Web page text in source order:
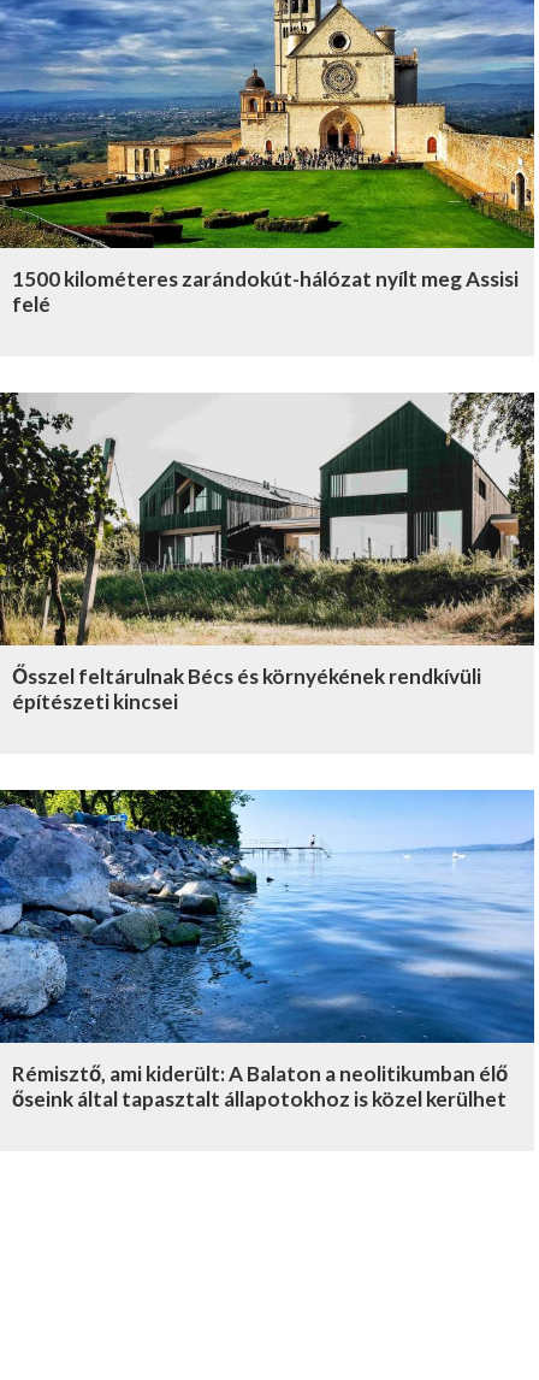
1500 kilométeres zarándokút-hálózat nyílt meg Assisi
felé
Ősszel feltárulnak Bécs és környékének rendkívüli
építészeti kincsei
Rémisztő, ami kiderült: A Balaton a neolitikumban élő
őseink által tapasztalt állapotokhoz is közel kerülhet